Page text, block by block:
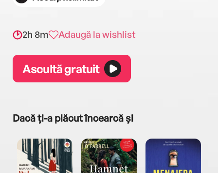
2h 8m Adaugă la wishlist
Ascultă gratuit
Dacă ți-a plăcut încearcă și